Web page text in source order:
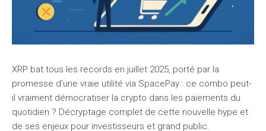
XRP bat tous les records en juillet 2025, porté par la
promesse d’une vraie utilité via SpacePay : ce combo peut-
il vraiment démocratiser la crypto dans les paiements du
quotidien ? Décryptage complet de cette nouvelle hype et
de ses enjeux pour investisseurs et grand public.